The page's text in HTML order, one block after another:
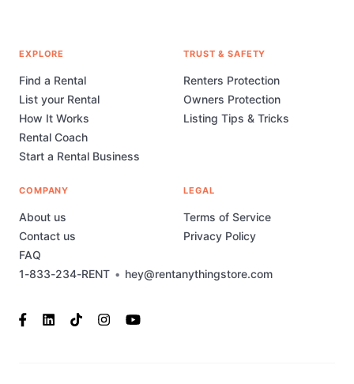
1-833-234-RENT • hey@rentanythingstore.com
EXPLORE
Find a Rental
List your Rental
How It Works
Rental Coach
Start a Rental Business
TRUST & SAFETY
Renters Protection
Owners Protection
Listing Tips & Tricks
COMPANY
About us
Contact us
FAQ
LEGAL
Terms of Service
Privacy Policy